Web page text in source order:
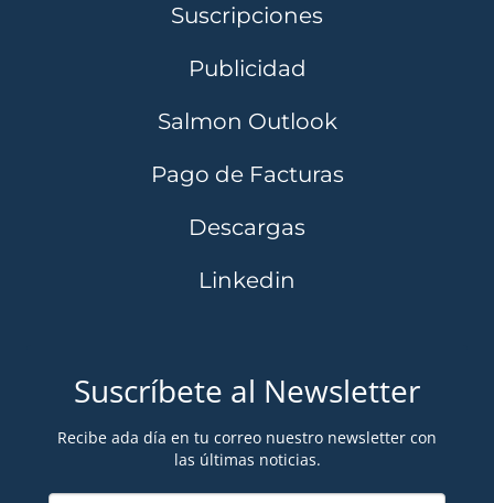
Suscripciones
Publicidad
Salmon Outlook
Pago de Facturas
Descargas
Linkedin
Suscríbete al Newsletter
Recibe ada día en tu correo nuestro newsletter con
las últimas noticias.